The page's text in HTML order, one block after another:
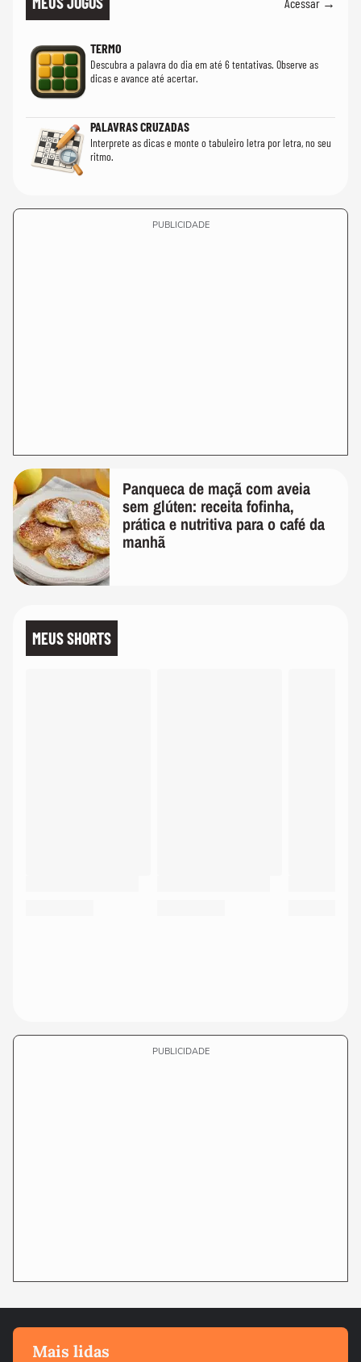
TERMO
Descubra a palavra do dia em até 6 tentativas. Observe as
dicas e avance até acertar.
PALAVRAS CRUZADAS
Interprete as dicas e monte o tabuleiro letra por letra, no seu
ritmo.
PUBLICIDADE
Panqueca de maçã com aveia
sem glúten: receita fofinha,
prática e nutritiva para o café da
manhã
MEUS SHORTS
PUBLICIDADE
Mais lidas